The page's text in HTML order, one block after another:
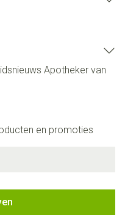
Apotheker van
en promoties